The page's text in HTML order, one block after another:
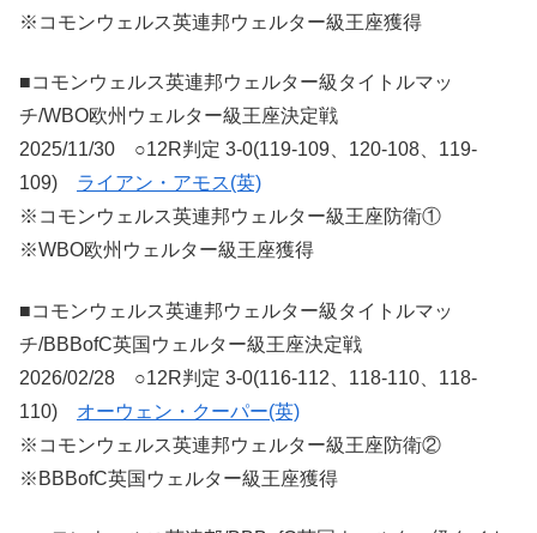
※コモンウェルス英連邦ウェルター級王座獲得
■コモンウェルス英連邦ウェルター級タイトルマッ
チ/WBO欧州ウェルター級王座決定戦
2025/11/30 ○12R判定 3-0(119-109、120-108、119-
109) ライアン・アモス(英)
※コモンウェルス英連邦ウェルター級王座防衛①
※WBO欧州ウェルター級王座獲得
■コモンウェルス英連邦ウェルター級タイトルマッ
チ/BBBofC英国ウェルター級王座決定戦
2026/02/28 ○12R判定 3-0(116-112、118-110、118-
110) オーウェン・クーパー(英)
※コモンウェルス英連邦ウェルター級王座防衛②
※BBBofC英国ウェルター級王座獲得